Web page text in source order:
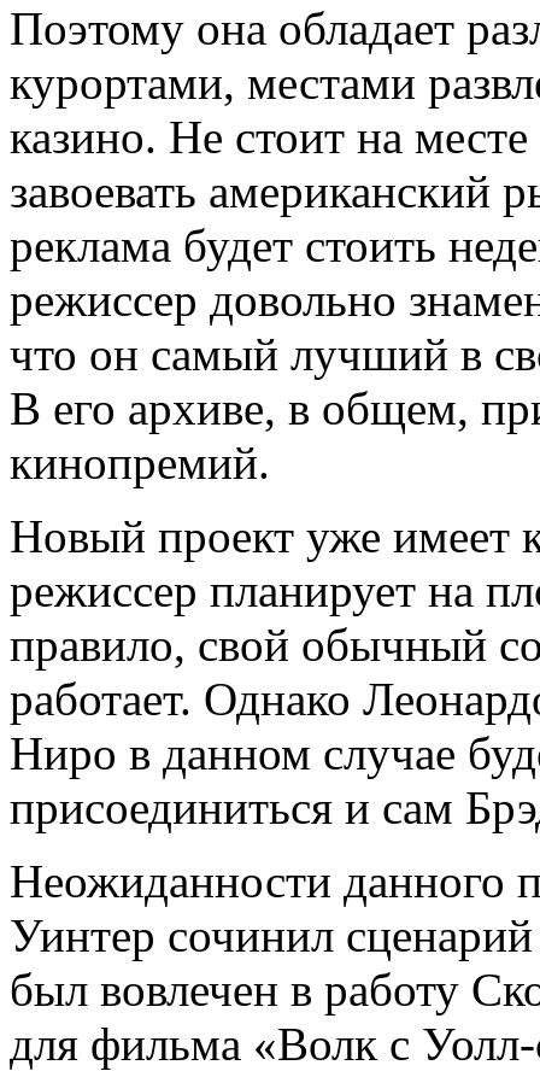
Поэтому она обладает
курортами, местами
казино. Не стоит на
завоевать американский
реклама будет стоить
режиссер довольно
что он самый лучший в
В его архиве, в общем,
кинопремий.
Новый проект уже имеет
режиссер планирует на
правило, свой обычный
работает. Однако
Ниро в данном случае
присоединиться и сам
Неожиданности данного
Уинтер сочинил
был вовлечен в работу
для фильма «Волк с